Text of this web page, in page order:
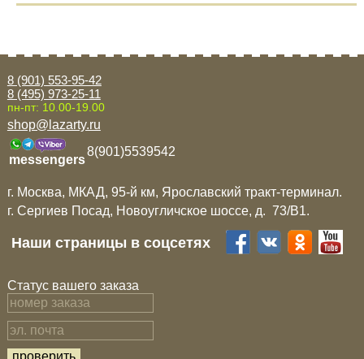
8 (901) 553-95-42
8 (495) 973-25-11
пн-пт: 10.00-19.00
shop@lazarty.ru
messengers
8(901)5539542
г. Москва, МКАД, 95-й км, Ярославский тракт-терминал.
г. Сергиев Посад, Новоугличское шоссе, д. 73/B1.
Наши страницы в соцсетях
Статус вашего заказа